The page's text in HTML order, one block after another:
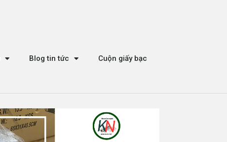
Blog tin tức Cuộn giấy bạc